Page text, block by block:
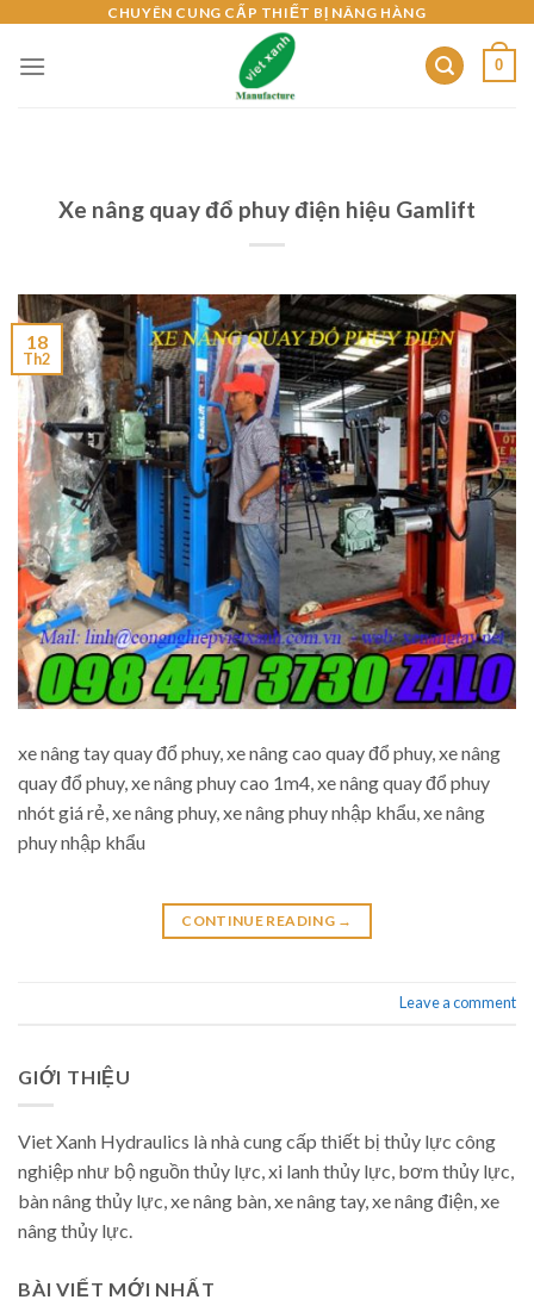
content
CHUYÊN CUNG CẤP THIẾT BỊ NÂNG HÀNG
0
Xe nâng quay đổ phuy điện hiệu Gamlift
18
Th2
xe nâng tay quay đổ phuy, xe nâng cao quay đổ phuy, xe nâng
quay đổ phuy, xe nâng phuy cao 1m4, xe nâng quay đổ phuy
nhót giá rẻ, xe nâng phuy, xe nâng phuy nhập khẩu, xe nâng
phuy nhập khẩu
CONTINUE READING →
Leave a comment
GIỚI THIỆU
Viet Xanh Hydraulics là nhà cung cấp thiết bị thủy lực công
nghiệp như bộ nguồn thủy lực, xi lanh thủy lực, bơm thủy lực,
bàn nâng thủy lực, xe nâng bàn, xe nâng tay, xe nâng điện, xe
nâng thủy lực.
BÀI VIẾT MỚI NHẤT